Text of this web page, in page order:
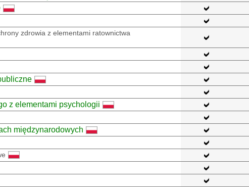
zdrowia z elementami ratownictwa
z elementami psychologii
międzynarodowych